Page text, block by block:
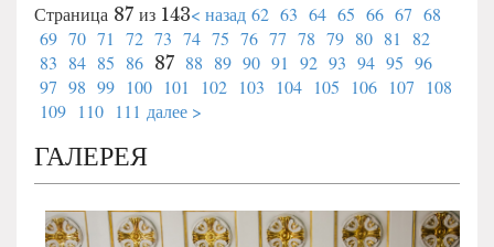
Страница 87 из 143< назад 62 63 64 65 66 67 68
69 70 71 72 73 74 75 76 77 78 79 80 81
82
83 84 85 86 87 88 89 90 91 92 93 94 95 96
97 98 99 100 101 102 103 104 105 106 107
108
109 110 111 далее >
ГАЛЕРЕЯ